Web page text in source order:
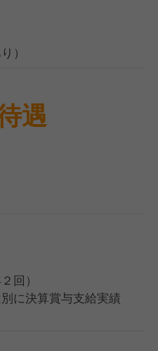
）
遇
回）
に決算賞与支給実績